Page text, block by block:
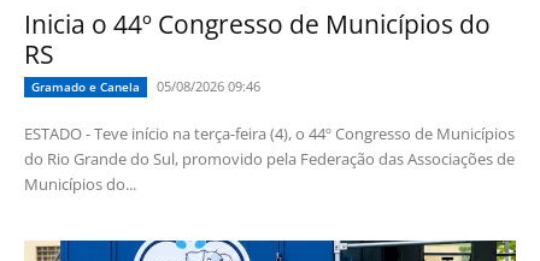
Inicia o 44º Congresso de Municípios do
RS
Gramado e Canela 05/08/2026 09:46
ESTADO - Teve início na terça-feira (4), o 44º Congresso de Municípios
do Rio Grande do Sul, promovido pela Federação das Associações de
Municípios do...